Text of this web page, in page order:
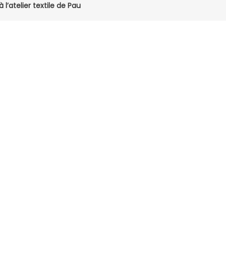
l’atelier textile de Pau